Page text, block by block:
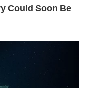
gordo e garantir
através do